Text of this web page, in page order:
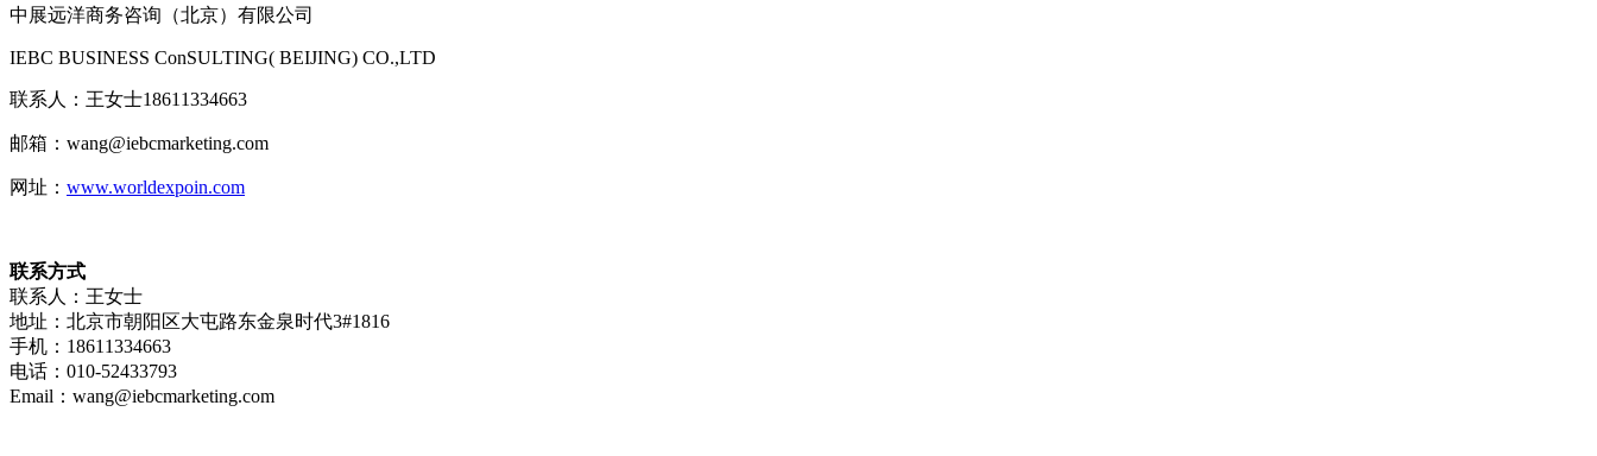
中展远洋商务咨询（北京）有限公司
IEBC BUSINESS ConSULTING( BEIJING) CO.,LTD
联系人：王女士18611334663
邮箱： wang@iebcmarketing.com
网址： www.worldexpoin.com
联系方式
联系人：王女士
地址：北京市朝阳区大屯路东金泉时代3#1816
手机：18611334663
电话：010-52433793
Email：wang@iebcmarketing.com